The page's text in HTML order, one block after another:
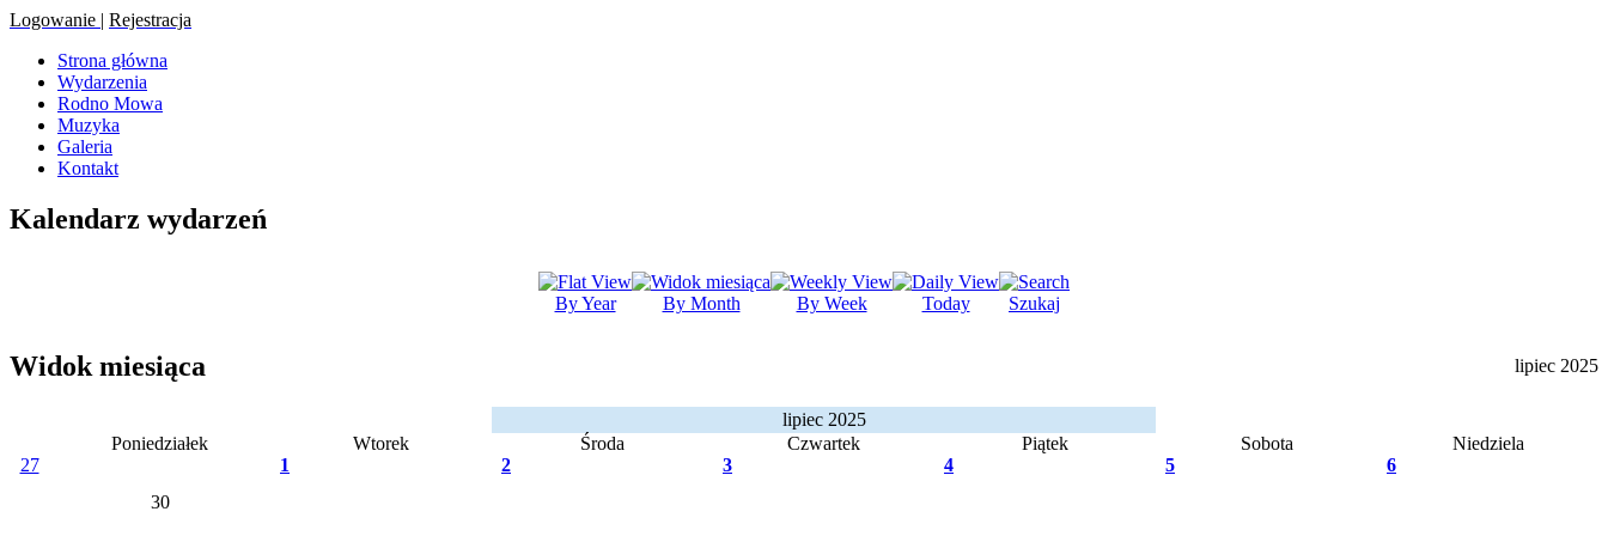
Logowanie | Rejestracja
Strona główna
Wydarzenia
Rodno Mowa
Muzyka
Galeria
Kontakt
Kalendarz wydarzeń
By Year By Month By Week Today Szukaj
Widok miesiąca lipiec 2025
lipiec 2025
Poniedziałek
Wtorek Środa Czwartek Piątek Sobota
Niedziela
27
30
1 2 3 4 5 6